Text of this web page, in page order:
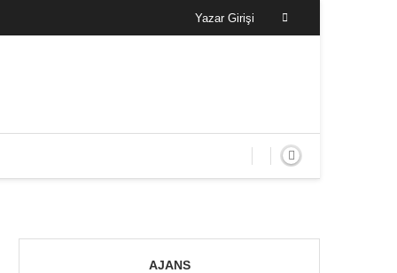
Yazar Girişi
AJANS